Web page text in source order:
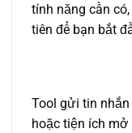
tính năng cần
tiên để bạn bắt
Tool gửi tin
hoặc tiện ích